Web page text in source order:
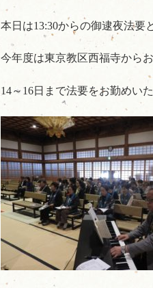
本日は13:30からの御逮夜法要
今年度は東京教区西福寺から
14～16日まで法要をお勤めい